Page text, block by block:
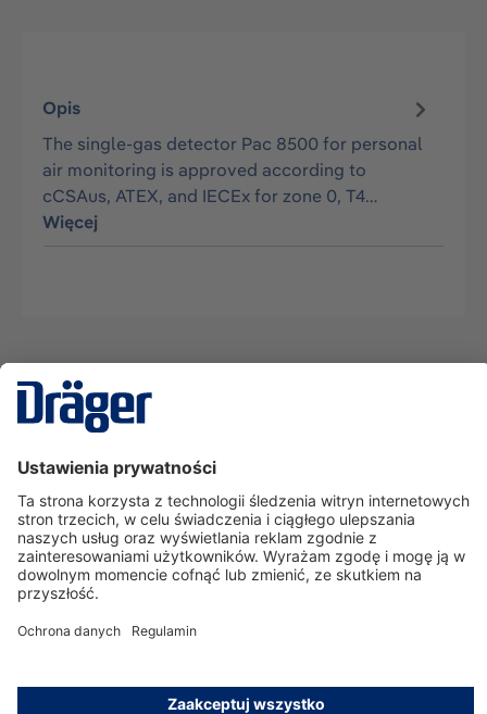
Opis
The single-gas detector Pac 8500 for personal
air monitoring is approved according to
cCSAus, ATEX, and IECEx for zone 0, T4…
Więcej
Serwisowa linia hotline
O nas
Korzystanie ze sklepu